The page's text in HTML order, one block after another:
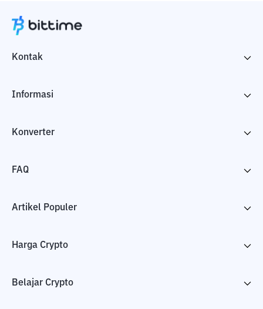
Kontak
Informasi
Konverter
FAQ
Artikel Populer
Harga Crypto
Belajar Crypto